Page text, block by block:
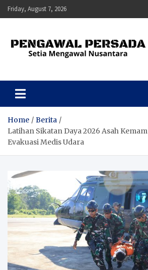
Skip
to
Friday, August 7, 2026
Pengawal Persada
Home
Berita
Latihan Sikatan Daya 2026 Asah
Evakuasi Medis Udara